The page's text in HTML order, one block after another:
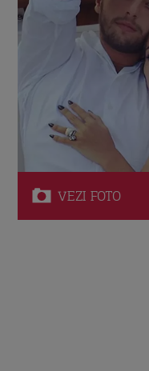
VEZI FOTO